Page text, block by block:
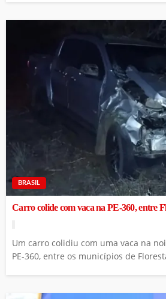
BRASIL
Carro colide com vaca na PE-360, entre
Um carro colidiu com uma vaca na
PE-360, entre os municípios de